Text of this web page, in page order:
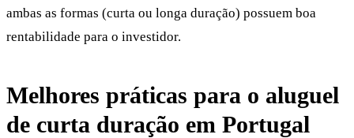
ambas as formas (curta ou longa duração) possuem boa
rentabilidade para o investidor.
Melhores práticas para o aluguel
de curta duração em Portugal